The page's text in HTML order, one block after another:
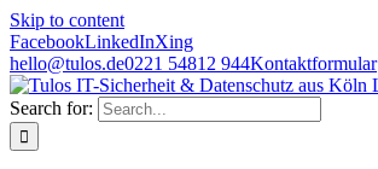
Skip to content
FacebookLinkedInXing
hello@tulos.de0221 54812 944Kontaktformular
Search for: